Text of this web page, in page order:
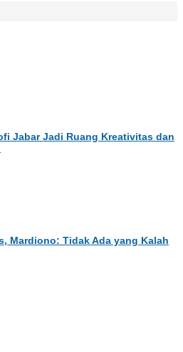
Jabar Jadi Ruang Kreativitas dan
Mardiono: Tidak Ada yang Kalah